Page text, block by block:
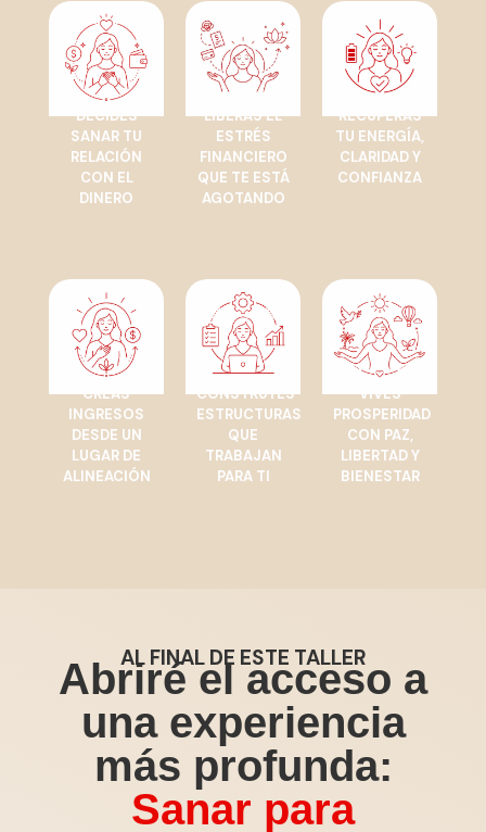
DECIDES
SANAR TU
RELACIÓN
CON EL
DINERO
LIBERAS EL
ESTRÉS
FINANCIERO
QUE TE ESTÁ
AGOTANDO
RECUPERAS
TU ENERGÍA,
CLARIDAD Y
CONFIANZA
CREAS
INGRESOS
DESDE UN
LUGAR DE
ALINEACIÓN
CONSTRUYES
ESTRUCTURAS
QUE
TRABAJAN
PARA TI
VIVES
PROSPERIDAD
CON PAZ,
LIBERTAD Y
BIENESTAR
AL FINAL DE ESTE TALLER
Abriré el acceso a
una experiencia
más profunda:
Sanar para